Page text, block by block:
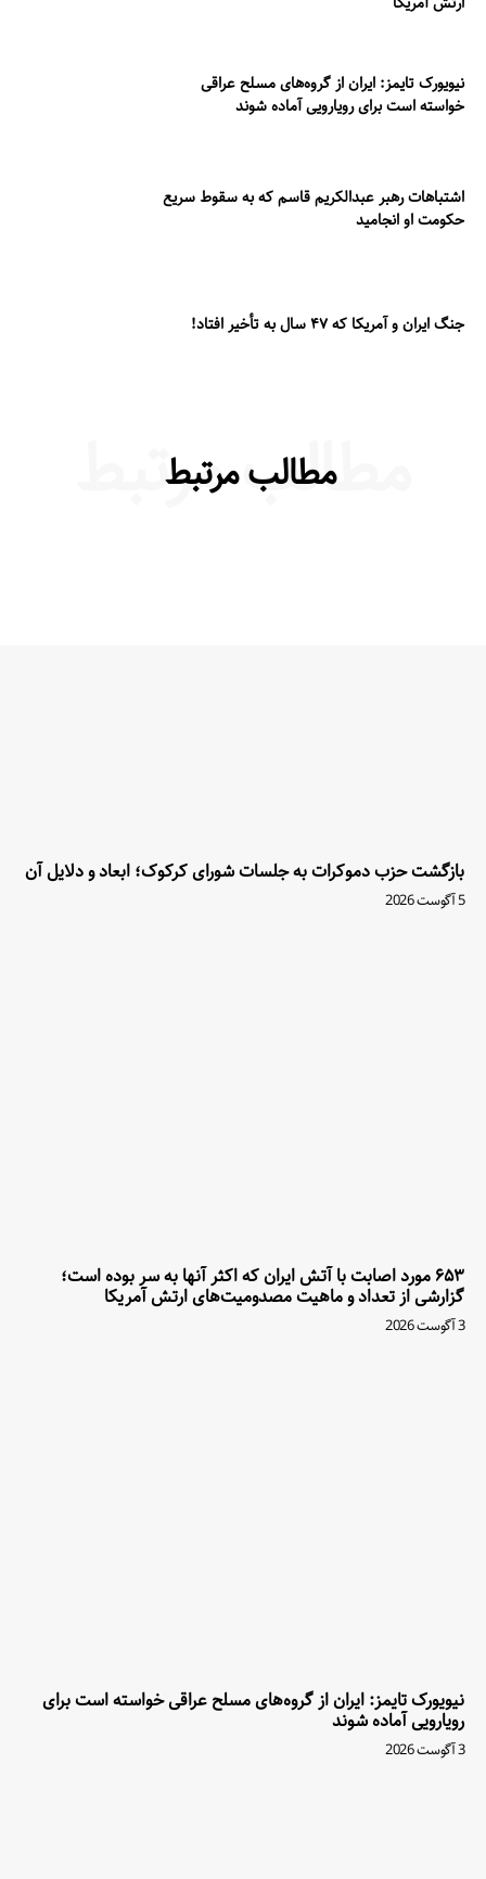
نیویورک تایمز: ایران از گروه‌های مسلح عراقی
خواسته است برای رویارویی آماده شوند
اشتباهات رهبر عبدالکریم قاسم که به سقوط سریع
حکومت او انجامید
جنگ ایران و آمریکا که ۴۷ سال به تأخیر افتاد!
مطالب مرتبط
مطالب مرتبط
بازگشت حزب دموکرات به جلسات شورای کرکوک؛ ابعاد و دلایل آن
5 آگوست 2026
۶۵۳ مورد اصابت با آتش ایران که اکثر آنها به سر بوده است؛
گزارشی از تعداد و ماهیت مصدومیت‌های ارتش آمریکا
3 آگوست 2026
نیویورک تایمز: ایران از گروه‌های مسلح عراقی خواسته است برای
رویارویی آماده شوند
3 آگوست 2026